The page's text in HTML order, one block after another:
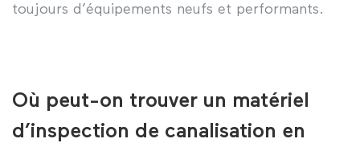
toujours d’équipements neufs et performants.
Où peut-on trouver un matériel
d’inspection de canalisation en